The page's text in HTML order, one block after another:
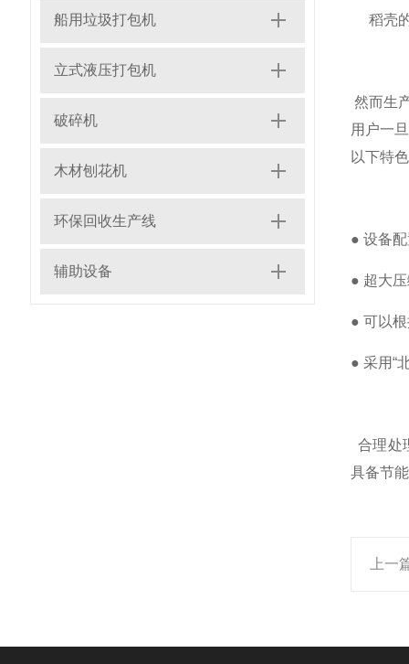
船用垃圾打包机
立式液压打包机
破碎机
木材刨花机
环保回收生产线
辅助设备
稻壳的
然而生
用户一
以下特
● 设备
● 超大
● 可以
● 采用“
合理处
具备节
上一